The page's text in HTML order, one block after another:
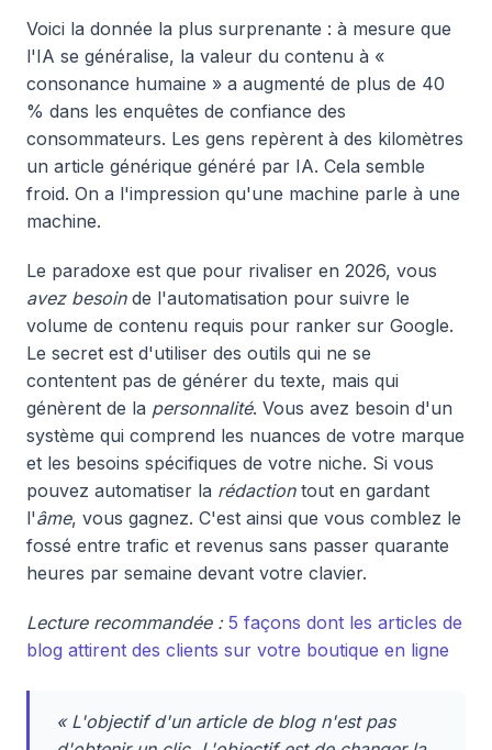
Voici la donnée la plus surprenante : à mesure que
l'IA se généralise, la valeur du contenu à «
consonance humaine » a augmenté de plus de 40
% dans les enquêtes de confiance des
consommateurs. Les gens repèrent à des kilomètres
un article générique généré par IA. Cela semble
froid. On a l'impression qu'une machine parle à une
machine.
Le paradoxe est que pour rivaliser en 2026, vous
avez besoinde l'automatisation pour suivre le
volume de contenu requis pour ranker sur Google.
Le secret est d'utiliser des outils qui ne se
contentent pas de générer du texte, mais qui
génèrent de la personnalité. Vous avez besoin d'un
système qui comprend les nuances de votre marque
et les besoins spécifiques de votre niche. Si vous
pouvez automatiser la rédactiontout en gardant
l'âme, vous gagnez. C'est ainsi que vous comblez le
fossé entre trafic et revenus sans passer quarante
heures par semaine devant votre clavier.
Lecture recommandée : 5 façons dont les articles de
blog attirent des clients sur votre boutique en ligne
« L'objectif d'un article de blog n'est pas